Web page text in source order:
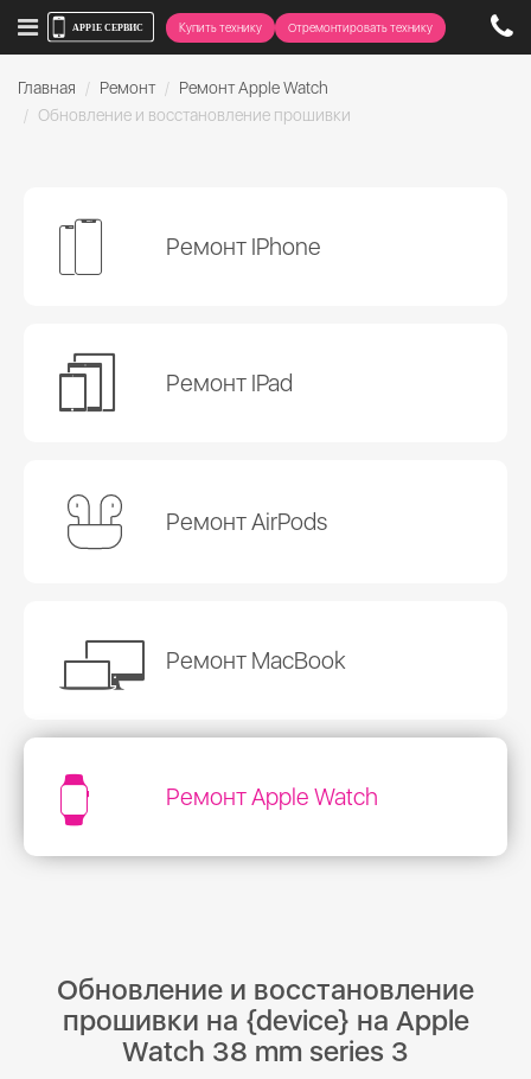
Купить технику Отремонтировать технику
Главная Ремонт
Ремонт Apple Watch
Обновление и восстановление прошивки
Ремонт IPhone
Ремонт IPad
Ремонт AirPods
Ремонт MacBook
Ремонт Apple Watch
Обновление и восстановление
прошивки на {device} на Apple
Watch 38 mm series 3